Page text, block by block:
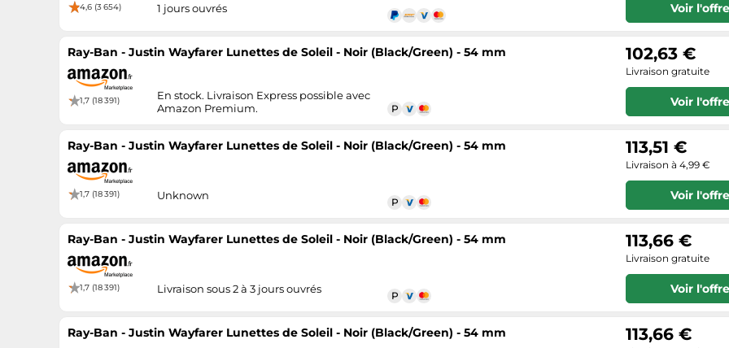
4,6 (3 654) 1 jours ouvrés Voir l'offre
Ray-Ban - Justin Wayfarer Lunettes de Soleil - Noir (Black/Green) - 54 mm
1,7 (18 391)
En stock. Livraison Express possible avec
Amazon Premium.
102,63 €
Livraison gratuite
Voir l'offre
Ray-Ban - Justin Wayfarer Lunettes de Soleil - Noir (Black/Green) - 54 mm
1,7 (18 391) Unknown
113,51 €
Livraison à 4,99 €
Voir l'offre
Ray-Ban - Justin Wayfarer Lunettes de Soleil - Noir (Black/Green) - 54 mm
1,7 (18 391) Livraison sous 2 à 3 jours ouvrés
113,66 €
Livraison gratuite
Voir l'offre
Ray-Ban - Justin Wayfarer Lunettes de Soleil - Noir (Black/Green) - 54 mm 113,66 €